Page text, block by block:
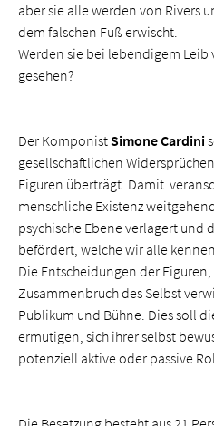
aber sie alle werden von Rivers
dem falschen Fuß erwischt.
Werden sie bei lebendigem
gesehen?
Der KomponistSimone Cardini
gesellschaftlichen
Figuren überträgt. Damit
menschliche Existenz
psychische Ebene verlagert und
befördert, welche wir alle
Die Entscheidungen der
Zusammenbruch des Selbst
Publikum und Bühne. Dies soll
ermutigen, sich ihrer selbst
potenziell aktive oder passive